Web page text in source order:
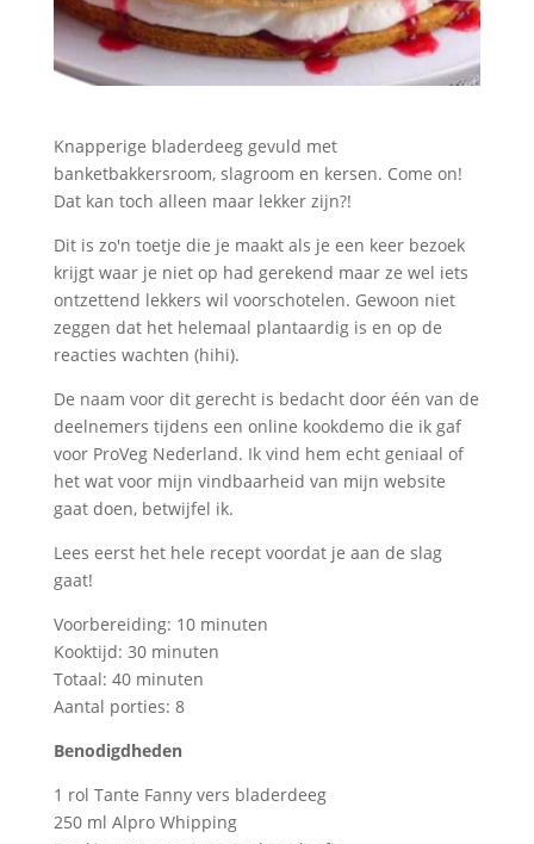
Knapperige bladerdeeg gevuld met
banketbakkersroom, slagroom en kersen. Come on!
Dat kan toch alleen maar lekker zijn?!
Dit is zo'n toetje die je maakt als je een keer bezoek
krijgt waar je niet op had gerekend maar ze wel iets
ontzettend lekkers wil voorschotelen. Gewoon niet
zeggen dat het helemaal plantaardig is en op de
reacties wachten (hihi).
De naam voor dit gerecht is bedacht door één van de
deelnemers tijdens een online kookdemo die ik gaf
voor ProVeg Nederland. Ik vind hem echt geniaal of
het wat voor mijn vindbaarheid van mijn website
gaat doen, betwijfel ik.
Lees eerst het hele recept voordat je aan de slag
gaat!
Voorbereiding: 10 minuten
Kooktijd: 30 minuten
Totaal: 40 minuten
Aantal porties: 8
Benodigdheden
1 rol Tante Fanny vers bladerdeeg
250 ml Alpro Whipping